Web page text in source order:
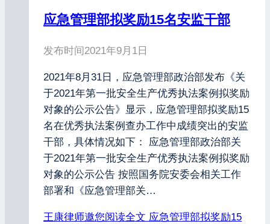
应急管理部拟奖励15名安监干部
发布时间2021年9月1日
2021年8月31日，应急管理部政治部发布《关
于2021年第一批安全生产优秀执法案例拟奖励
对象的公示公告》显示，应急管理部拟奖励15
名在优秀执法案例查办工作中成绩突出的安监
干部，具体情况如下： 应急管理部政治部关
于2021年第一批安全生产优秀执法案例拟奖励
对象的公示公告 按照国务院安委会相关工作
部署和《应急管理部关…
王康律师邀您阅读全文 应急管理部拟奖励15